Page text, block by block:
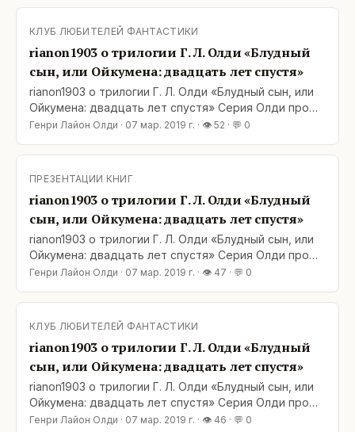
этом месяце, в самое ближайшее время. А пока, в
ожидании скорого выхода книги в свет — добро
пожаловать на просмотр бук-трейлера к «Сыну
Ветра»:
КЛУБ ЛЮБИТЕЛЕЙ ФАНТАСТИКИ
rianon1903 о трилогии Г. Л. Олди «Блудный
сын, или Ойкумена: двадцать лет спустя»
rianon1903 о трилогии Г. Л. Олди «Блудный сын, или
Ойкумена: двадцать лет спустя» Серия Олди про
Ойкумену достаточно сложная и неоднозначная, но
И эта серия не осталась в стороне. Пока что самое
еще не вышла. А в остальном события
Генри Лайон Олди · 07 мар. 2019 г. · 👁 52 · 💬 0
ПРЕЗЕНТАЦИИ КНИГ
rianon1903 о трилогии Г. Л. Олди «Блудный
сын, или Ойкумена: двадцать лет спустя»
rianon1903 о трилогии Г. Л. Олди «Блудный сын, или
Ойкумена: двадцать лет спустя» Серия Олди про
Ойкумену достаточно сложная и неоднозначная, но
И эта серия не осталась в стороне. Пока что самое
разочаровывающее в ней – это то, что третья книга
еще не вышла. А в остальном события
Генри Лайон Олди · 07 мар. 2019 г. · 👁 47 · 💬 0
КЛУБ ЛЮБИТЕЛЕЙ ФАНТАСТИКИ
rianon1903 о трилогии Г. Л. Олди «Блудный
сын, или Ойкумена: двадцать лет спустя»
rianon1903 о трилогии Г. Л. Олди «Блудный сын, или
Ойкумена: двадцать лет спустя» Серия Олди про
Ойкумену достаточно сложная и неоднозначная, но
Генри Лайон Олди · 07 мар. 2019 г. · 👁 46 · 💬 0